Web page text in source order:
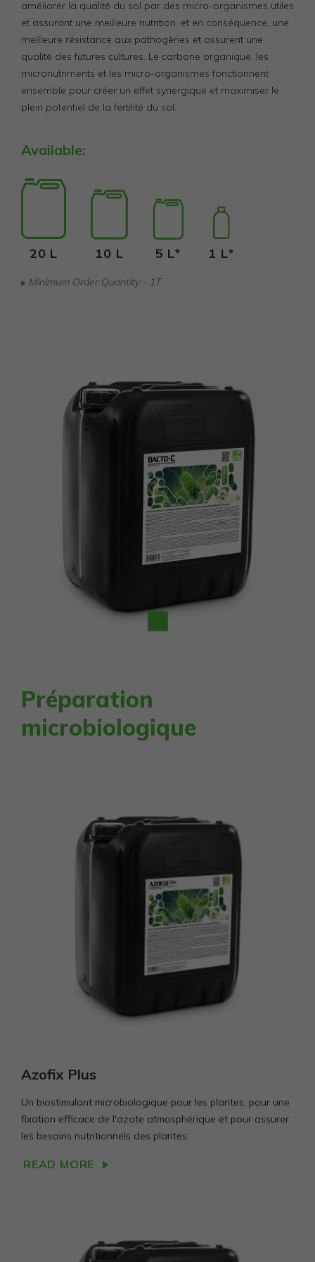
améliorer la qualité du sol par des micro-organismes utiles
et assurant une meilleure nutrition, et en conséquence, une
meilleure résistance aux pathogènes et assurent une
qualité des futures cultures. Le carbone organique, les
micronutriments et les micro-organismes fonctionnent
ensemble pour créer un effet synergique et maximiser le
plein potentiel de la fertilité du sol.
Available:
20 L 10 L 5 L* 1 L*
Minimum Order Quantity - 1T
Préparation
microbiologique
Azofix Plus
Un biostimulant microbiologique pour les plantes, pour une
fixation efficace de l'azote atmosphérique et pour assurer
les besoins nutritionnels des plantes.
READ MORE